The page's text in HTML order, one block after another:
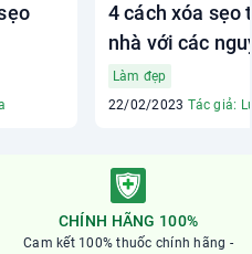
4 cách xóa sẹo
nhà với các
kiếm
Làm đẹp
22/02/2023 Tác giả:
CHÍNH HÃNG 100%
Cam kết 100% thuốc chính hãng -